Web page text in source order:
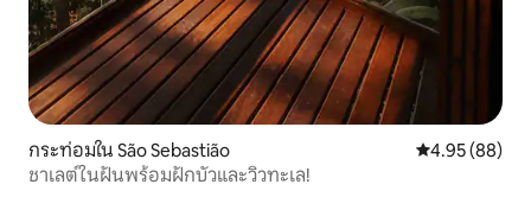
กระท่อมใน São Sebastião คะแนนเฉลี่ย
4.95 (88)
ชาเลต์ในฝันพร้อมฝักบัวและวิวทะเล!